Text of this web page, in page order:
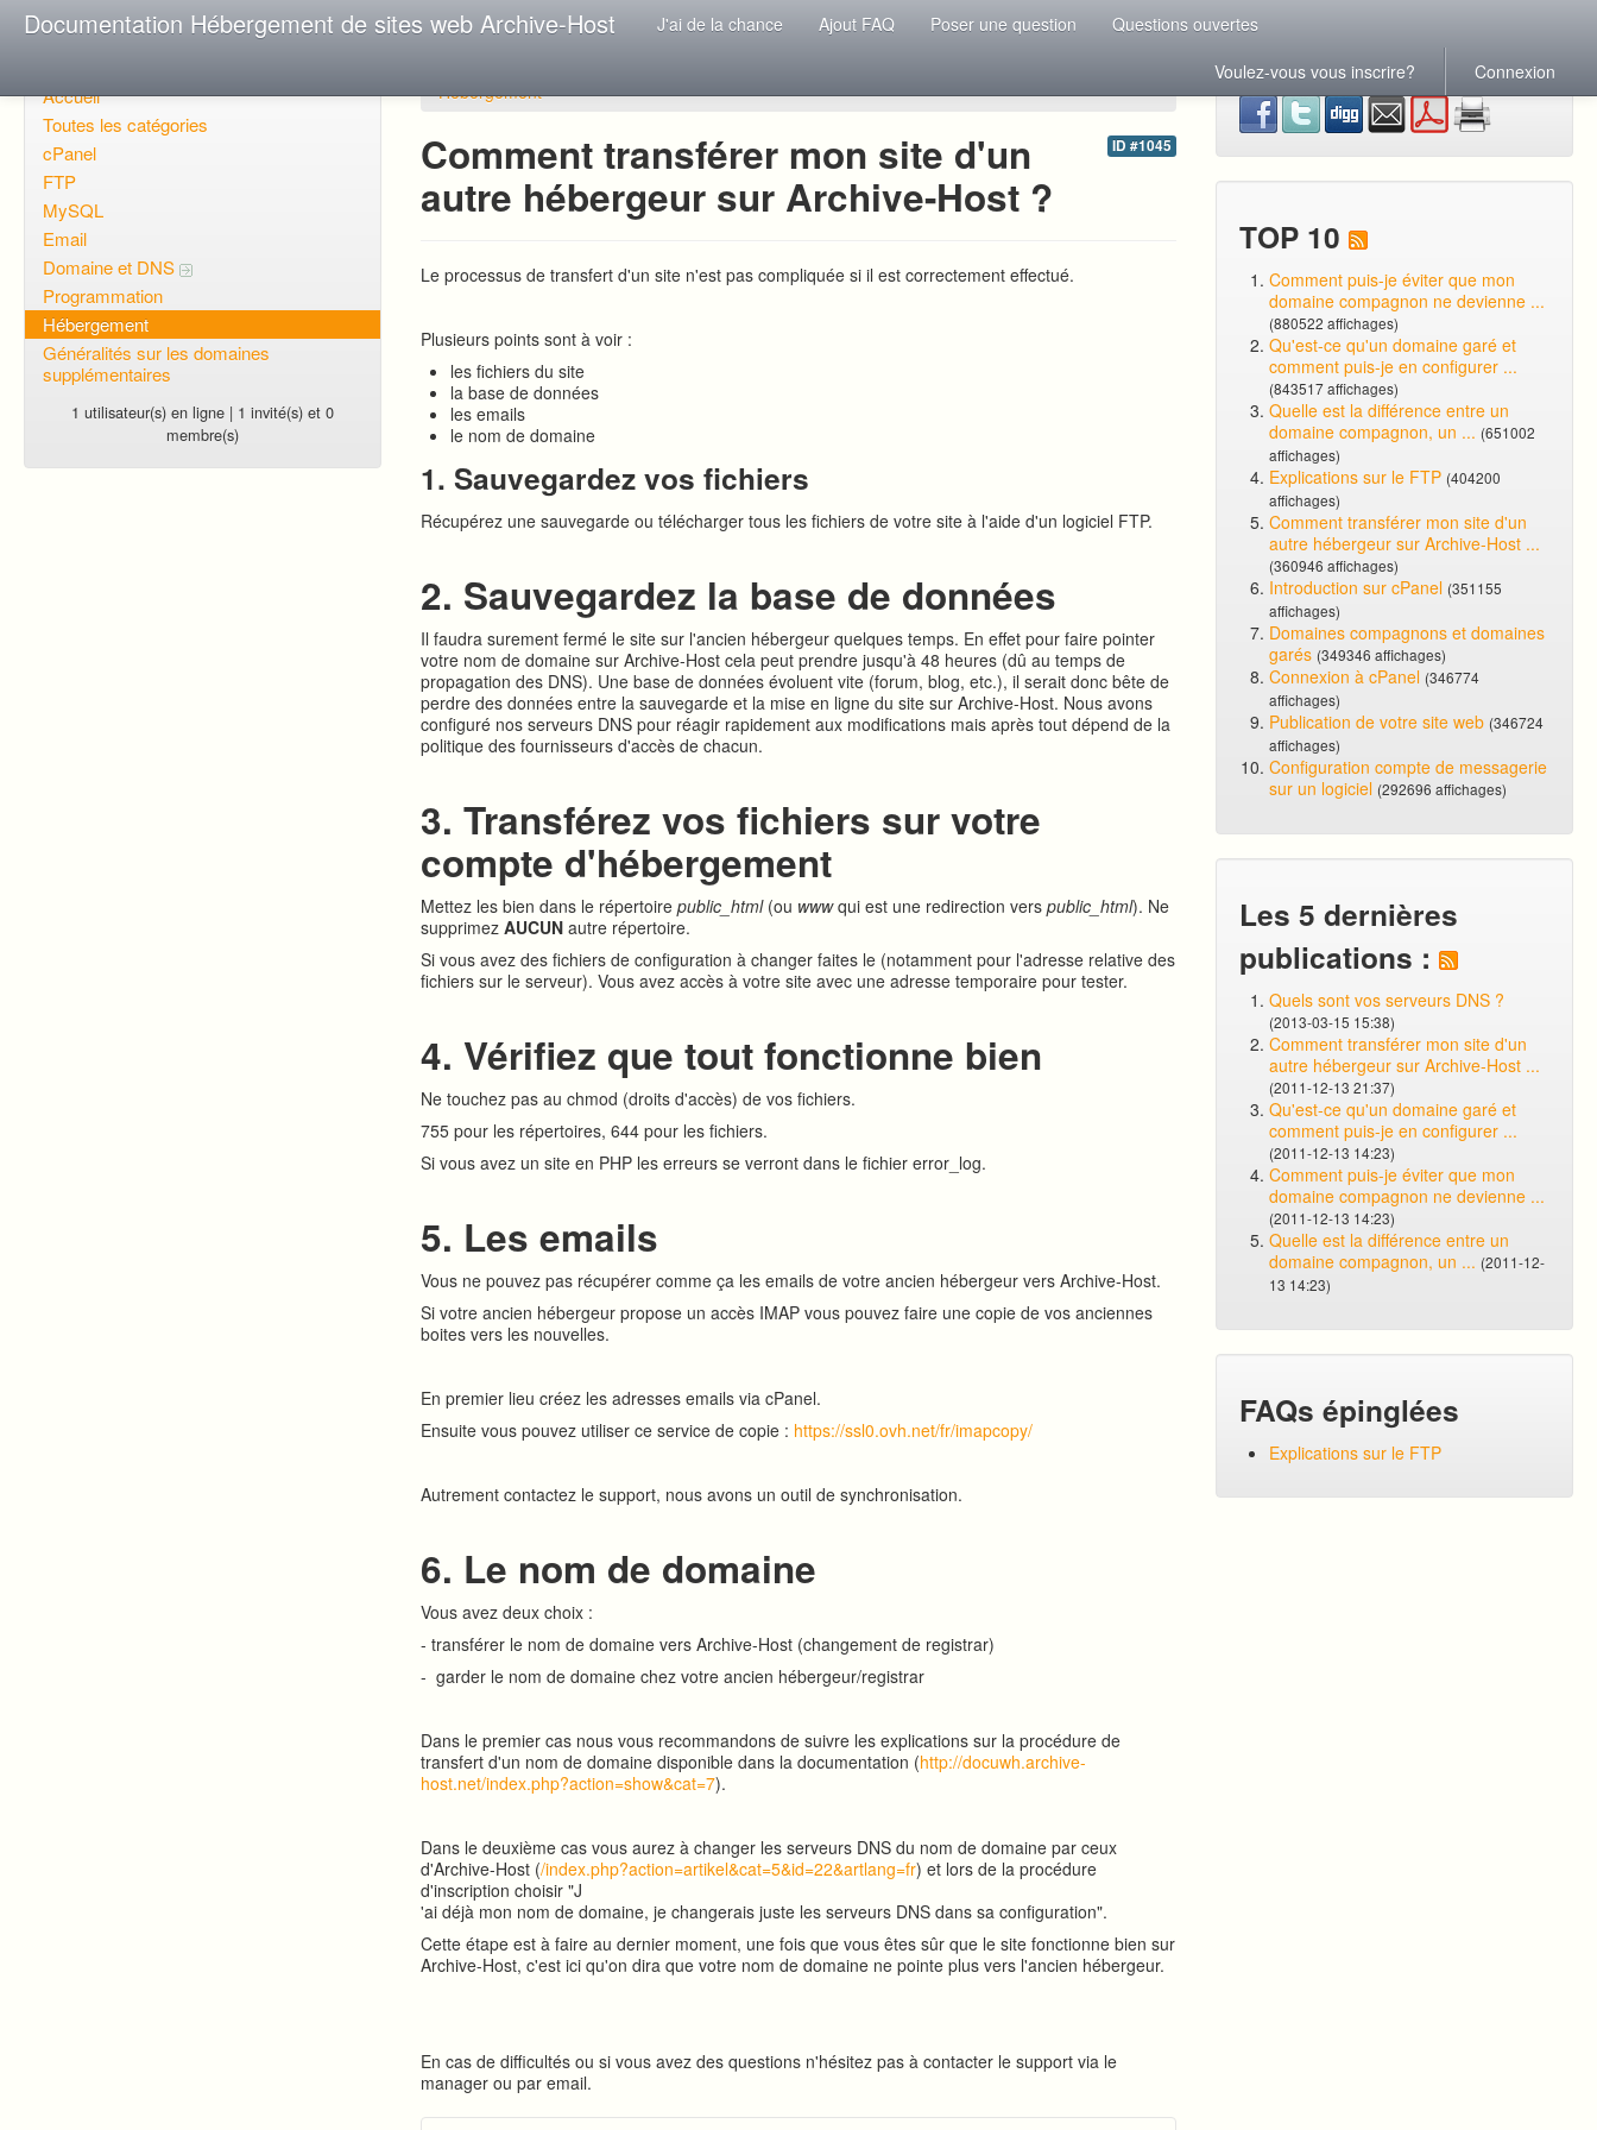
Documentation Hébergement de sites web Archive-Host J'ai de la chance Ajout FAQ Poser une question
Questions ouvertes
Voulez-vous vous inscrire?
Connexion
Accueil
Toutes les catégories
cPanel
FTP
MySQL
Email
Domaine et DNS
Programmation
Hébergement
Généralités sur les domaines
supplémentaires
1 utilisateur(s) en ligne | 1 invité(s) et 0
membre(s)
Hébergement
ID #1045
Comment transférer mon site d'un
autre hébergeur sur Archive-Host ?
Le processus de transfert d'un site n'est pas compliquée si il est correctement effectué.
Plusieurs points sont à voir :
les fichiers du site
la base de données
les emails
le nom de domaine
1. Sauvegardez vos fichiers
Récupérez une sauvegarde ou télécharger tous les fichiers de votre site à l'aide d'un logiciel FTP.
2. Sauvegardez la base de données
Il faudra surement fermé le site sur l'ancien hébergeur quelques temps. En effet pour faire pointer
votre nom de domaine sur Archive-Host cela peut prendre jusqu'à 48 heures (dû au temps de
propagation des DNS). Une base de données évoluent vite (forum, blog, etc.), il serait donc bête de
perdre des données entre la sauvegarde et la mise en ligne du site sur Archive-Host. Nous avons
configuré nos serveurs DNS pour réagir rapidement aux modifications mais après tout dépend de la
politique des fournisseurs d'accès de chacun.
3. Transférez vos fichiers sur votre
compte d'hébergement
Mettez les bien dans le répertoirepublic_html(ou wwwqui est une redirection verspublic_html). Ne
supprimezAUCUN autre répertoire.
Si vous avez des fichiers de configuration à changer faites le (notamment pour l'adresse relative des
fichiers sur le serveur). Vous avez accès à votre site avec une adresse temporaire pour tester.
4. Vérifiez que tout fonctionne bien
Ne touchez pas au chmod (droits d'accès) de vos fichiers.
755 pour les répertoires, 644 pour les fichiers.
Si vous avez un site en PHP les erreurs se verront dans le fichier error_log.
5. Les emails
Vous ne pouvez pas récupérer comme ça les emails de votre ancien hébergeur vers Archive-Host.
Si votre ancien hébergeur propose un accès IMAP vous pouvez faire une copie de vos anciennes
boites vers les nouvelles.
En premier lieu créez les adresses emails via cPanel.
Ensuite vous pouvez utiliser ce service de copie : https://ssl0.ovh.net/fr/imapcopy/
Autrement contactez le support, nous avons un outil de synchronisation.
6. Le nom de domaine
Vous avez deux choix :
- transférer le nom de domaine vers Archive-Host (changement de registrar)
- garder le nom de domaine chez votre ancien hébergeur/registrar
Dans le premier cas nous vous recommandons de suivre les explications sur la procédure de
transfert d'un nom de domaine disponible dans la documentation (http://docuwh.archive-
host.net/index.php?action=show&cat=7).
Dans le deuxième cas vous aurez à changer les serveurs DNS du nom de domaine par ceux
d'Archive-Host (/index.php?action=artikel&cat=5&id=22&artlang=fr) et lors de la procédure
d'inscription choisir "J
'ai déjà mon nom de domaine, je changerais juste les serveurs DNS dans sa configuration".
Cette étape est à faire au dernier moment, une fois que vous êtes sûr que le site fonctionne bien sur
Archive-Host, c'est ici qu'on dira que votre nom de domaine ne pointe plus vers l'ancien hébergeur.
En cas de difficultés ou si vous avez des questions n'hésitez pas à contacter le support via le
manager ou par email.
TOP 10
Comment puis-je éviter que mon
domaine compagnon ne devienne ...
(880522 affichages)
Qu'est-ce qu'un domaine garé et
comment puis-je en configurer ...
(843517 affichages)
Quelle est la différence entre un
domaine compagnon, un ... (651002
affichages)
Explications sur le FTP (404200
affichages)
Comment transférer mon site d'un
autre hébergeur sur Archive-Host ...
(360946 affichages)
Introduction sur cPanel (351155
affichages)
Domaines compagnons et domaines
garés (349346 affichages)
Connexion à cPanel (346774
affichages)
Publication de votre site web (346724
affichages)
Configuration compte de messagerie
sur un logiciel (292696 affichages)
Les 5 dernières
publications :
Quels sont vos serveurs DNS ?
(2013-03-15 15:38)
Comment transférer mon site d'un
autre hébergeur sur Archive-Host ...
(2011-12-13 21:37)
Qu'est-ce qu'un domaine garé et
comment puis-je en configurer ...
(2011-12-13 14:23)
Comment puis-je éviter que mon
domaine compagnon ne devienne ...
(2011-12-13 14:23)
Quelle est la différence entre un
domaine compagnon, un ... (2011-12-
13 14:23)
FAQs épinglées
Explications sur le FTP